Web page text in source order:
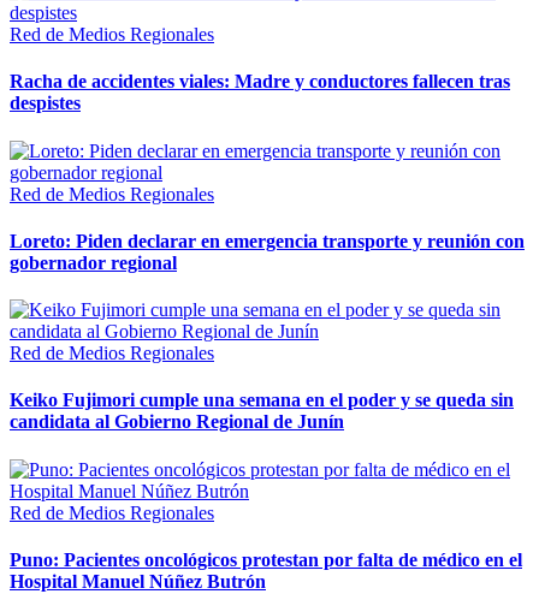
Red de Medios Regionales
Racha de accidentes viales: Madre y conductores fallecen tras
despistes
Red de Medios Regionales
Loreto: Piden declarar en emergencia transporte y reunión con
gobernador regional
Red de Medios Regionales
Keiko Fujimori cumple una semana en el poder y se queda sin
candidata al Gobierno Regional de Junín
Red de Medios Regionales
Puno: Pacientes oncológicos protestan por falta de médico en el
Hospital Manuel Núñez Butrón